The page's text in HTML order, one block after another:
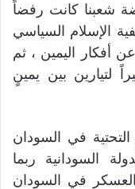
شعبنا كانت رفضاً
الإسلام السياسي
أفكار اليمين ، ثم
لتيارين بين يمينٍ
في السودان
السودانية ربما
في السودان